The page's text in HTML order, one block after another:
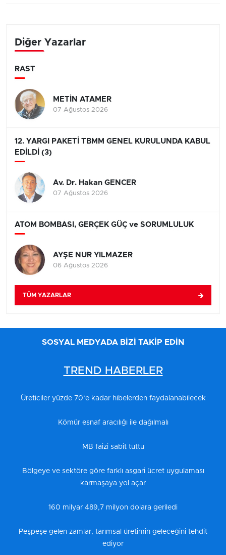
Diğer Yazarlar
RAST
METİN ATAMER
07 Ağustos 2026
12. YARGI PAKETİ TBMM GENEL KURULUNDA KABUL
EDİLDİ (3)
Av. Dr. Hakan GENCER
07 Ağustos 2026
ATOM BOMBASI, GERÇEK GÜÇ ve SORUMLULUK
AYŞE NUR YILMAZER
06 Ağustos 2026
TÜM YAZARLAR
SOSYAL MEDYADA BİZİ TAKİP EDİN
TREND HABERLER
Üreticiler yüzde 70’e kadar hibelerden faydalanabilecek
Kömür esnaf aracılığı ile dağılmalı
MB faizi sabit tuttu
Bölgeye ve sektöre göre farklı asgari ücret uygulaması
karmaşaya yol açar
160 milyar 489,7 milyon dolara geriledi
Peşpeşe gelen zamlar, tarımsal üretimin geleceğini tehdit
ediyor